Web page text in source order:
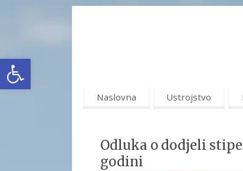
Open toolbar
Naslovna Ustrojstvo
Odluka o dodjeli
godini